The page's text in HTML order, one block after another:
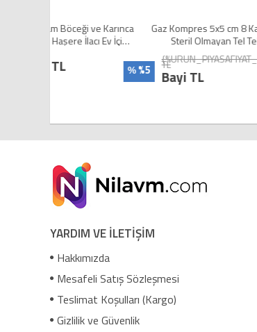
Gaz Kompres 5x5 cm 8 Katlı 500 Adet
Steril Olmayan Tel Tel Spanç
{%URUN_PIYASAFIYAT_KDV_DAHIL_YTL%}
TL
Bayi TL
TP-LINK
YARDIM VE İLETİŞİM
Hakkımızda
Mesafeli Satış Sözleşmesi
Teslimat Koşulları (Kargo)
Gizlilik ve Güvenlik